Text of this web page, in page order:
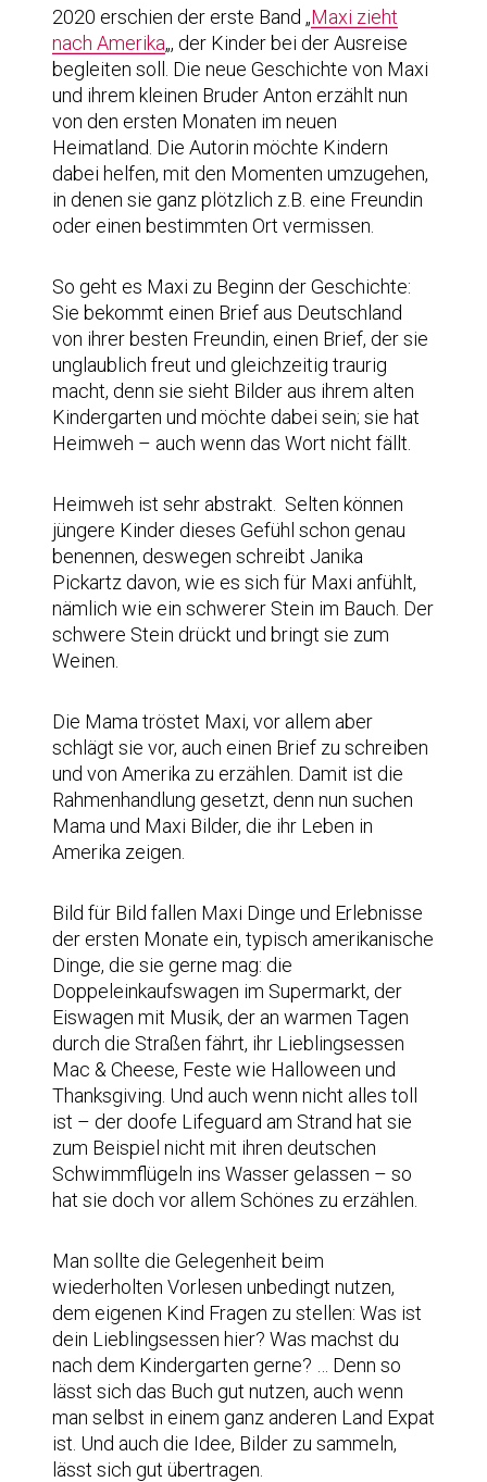
2020 erschien der erste Band „Maxi zieht
nach Amerika„, der Kinder bei der Ausreise
begleiten soll. Die neue Geschichte von Maxi
und ihrem kleinen Bruder Anton erzählt nun
von den ersten Monaten im neuen
Heimatland. Die Autorin möchte Kindern
dabei helfen, mit den Momenten umzugehen,
in denen sie ganz plötzlich z.B. eine Freundin
oder einen bestimmten Ort vermissen.
So geht es Maxi zu Beginn der Geschichte:
Sie bekommt einen Brief aus Deutschland
von ihrer besten Freundin, einen Brief, der sie
unglaublich freut und gleichzeitig traurig
macht, denn sie sieht Bilder aus ihrem alten
Kindergarten und möchte dabei sein; sie hat
Heimweh – auch wenn das Wort nicht fällt.
Heimweh ist sehr abstrakt. Selten können
jüngere Kinder dieses Gefühl schon genau
benennen, deswegen schreibt Janika
Pickartz davon, wie es sich für Maxi anfühlt,
nämlich wie ein schwerer Stein im Bauch. Der
schwere Stein drückt und bringt sie zum
Weinen.
Die Mama tröstet Maxi, vor allem aber
schlägt sie vor, auch einen Brief zu schreiben
und von Amerika zu erzählen. Damit ist die
Rahmenhandlung gesetzt, denn nun suchen
Mama und Maxi Bilder, die ihr Leben in
Amerika zeigen.
Bild für Bild fallen Maxi Dinge und Erlebnisse
der ersten Monate ein, typisch amerikanische
Dinge, die sie gerne mag: die
Doppeleinkaufswagen im Supermarkt, der
Eiswagen mit Musik, der an warmen Tagen
durch die Straßen fährt, ihr Lieblingsessen
Mac & Cheese, Feste wie Halloween und
Thanksgiving. Und auch wenn nicht alles toll
ist – der doofe Lifeguard am Strand hat sie
zum Beispiel nicht mit ihren deutschen
Schwimmflügeln ins Wasser gelassen – so
hat sie doch vor allem Schönes zu erzählen.
Man sollte die Gelegenheit beim
wiederholten Vorlesen unbedingt nutzen,
dem eigenen Kind Fragen zu stellen: Was ist
dein Lieblingsessen hier? Was machst du
nach dem Kindergarten gerne? … Denn so
lässt sich das Buch gut nutzen, auch wenn
man selbst in einem ganz anderen Land Expat
ist. Und auch die Idee, Bilder zu sammeln,
lässt sich gut übertragen.